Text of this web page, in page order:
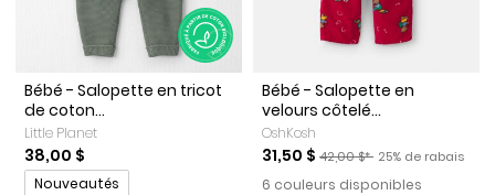
Bébé - Salopette en tricot
de coton...
Little Planet
38,00 $
Promotions
Nouveautés
Bébé - Salopette en
velours côtelé...
OshKosh
Prix de solde
31,50 $ Prix ​​de détail suggéré par
42,00 $* Pourcentage de
25% de rabais
6 couleurs disponibles